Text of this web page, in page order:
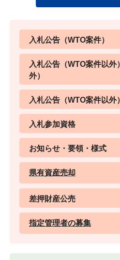
入札公告（WTO案件）
入札公告（WTO案件以外
外）
入札公告（WTO案件以外
入札参加資格
お知らせ・要領・様式
県有資産売却
差押財産公売
指定管理者の募集